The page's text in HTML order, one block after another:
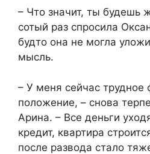
– Что значит, ты будешь
сотый раз спросила
будто она не могла
мысль.
– У меня сейчас трудное
положение, – снова
Арина. – Все деньги
кредит, квартира
после развода стало